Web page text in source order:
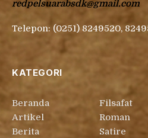
redpelsuarabsdk@gmail.com
Telepon: (0251) 8249520,
KATEGORI
Beranda
Artikel
Berita
Filsafat
Roman
Satire